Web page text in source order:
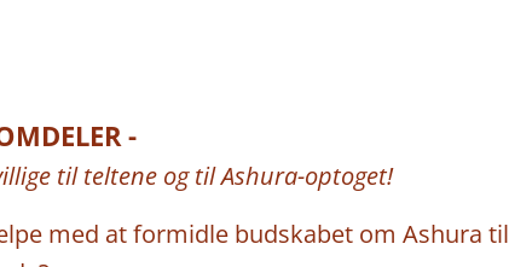
-
til teltene og til Ashura-optoget!
med at formidle budskabet om Ashura til